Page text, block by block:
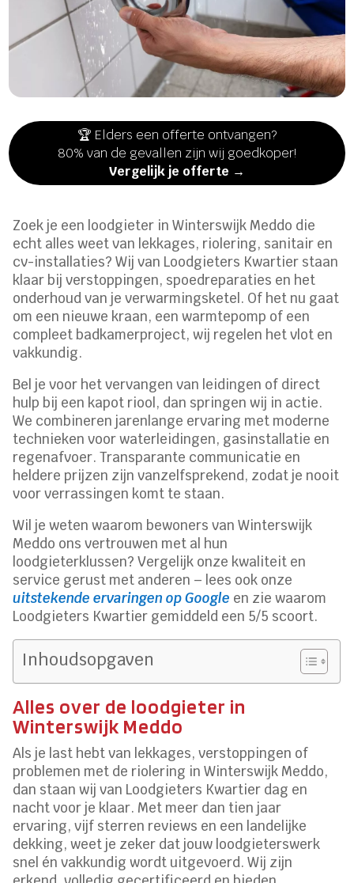
🏆 Elders een offerte ontvangen?
80% van de gevallen zijn wij goedkoper!
Vergelijk je offerte →
Zoek je een loodgieter in Winterswijk Meddo die
echt alles weet van lekkages, riolering, sanitair en
cv-installaties? Wij van Loodgieters Kwartier staan
klaar bij verstoppingen, spoedreparaties en het
onderhoud van je verwarmingsketel. Of het nu gaat
om een nieuwe kraan, een warmtepomp of een
compleet badkamerproject, wij regelen het vlot en
vakkundig.
Bel je voor het vervangen van leidingen of direct
hulp bij een kapot riool, dan springen wij in actie.
We combineren jarenlange ervaring met moderne
technieken voor waterleidingen, gasinstallatie en
regenafvoer. Transparante communicatie en
heldere prijzen zijn vanzelfsprekend, zodat je nooit
voor verrassingen komt te staan.
Wil je weten waarom bewoners van Winterswijk
Meddo ons vertrouwen met al hun
loodgieterklussen? Vergelijk onze kwaliteit en
service gerust met anderen – lees ook onze
uitstekende ervaringen op Google en zie waarom
Loodgieters Kwartier gemiddeld een 5/5 scoort.
Inhoudsopgaven
Alles over de loodgieter in
Winterswijk Meddo
Als je last hebt van lekkages, verstoppingen of
problemen met de riolering in Winterswijk Meddo,
dan staan wij van Loodgieters Kwartier dag en
nacht voor je klaar. Met meer dan tien jaar
ervaring, vijf sterren reviews en een landelijke
dekking, weet je zeker dat jouw loodgieterswerk
snel én vakkundig wordt uitgevoerd. Wij zijn